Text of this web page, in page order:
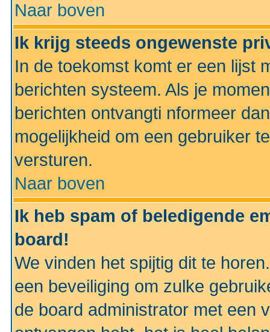
Naar boven
Ik krijg steeds ongewenste
In de toekomst komt er een lijst
berichten systeem. Als je
berichten ontvangti nformeer
mogelijkheid om een gebruiker
versturen.
Naar boven
Ik heb spam of beledigende
board!
We vinden het spijtig dit te
een beveiliging om zulke
de board administrator met een